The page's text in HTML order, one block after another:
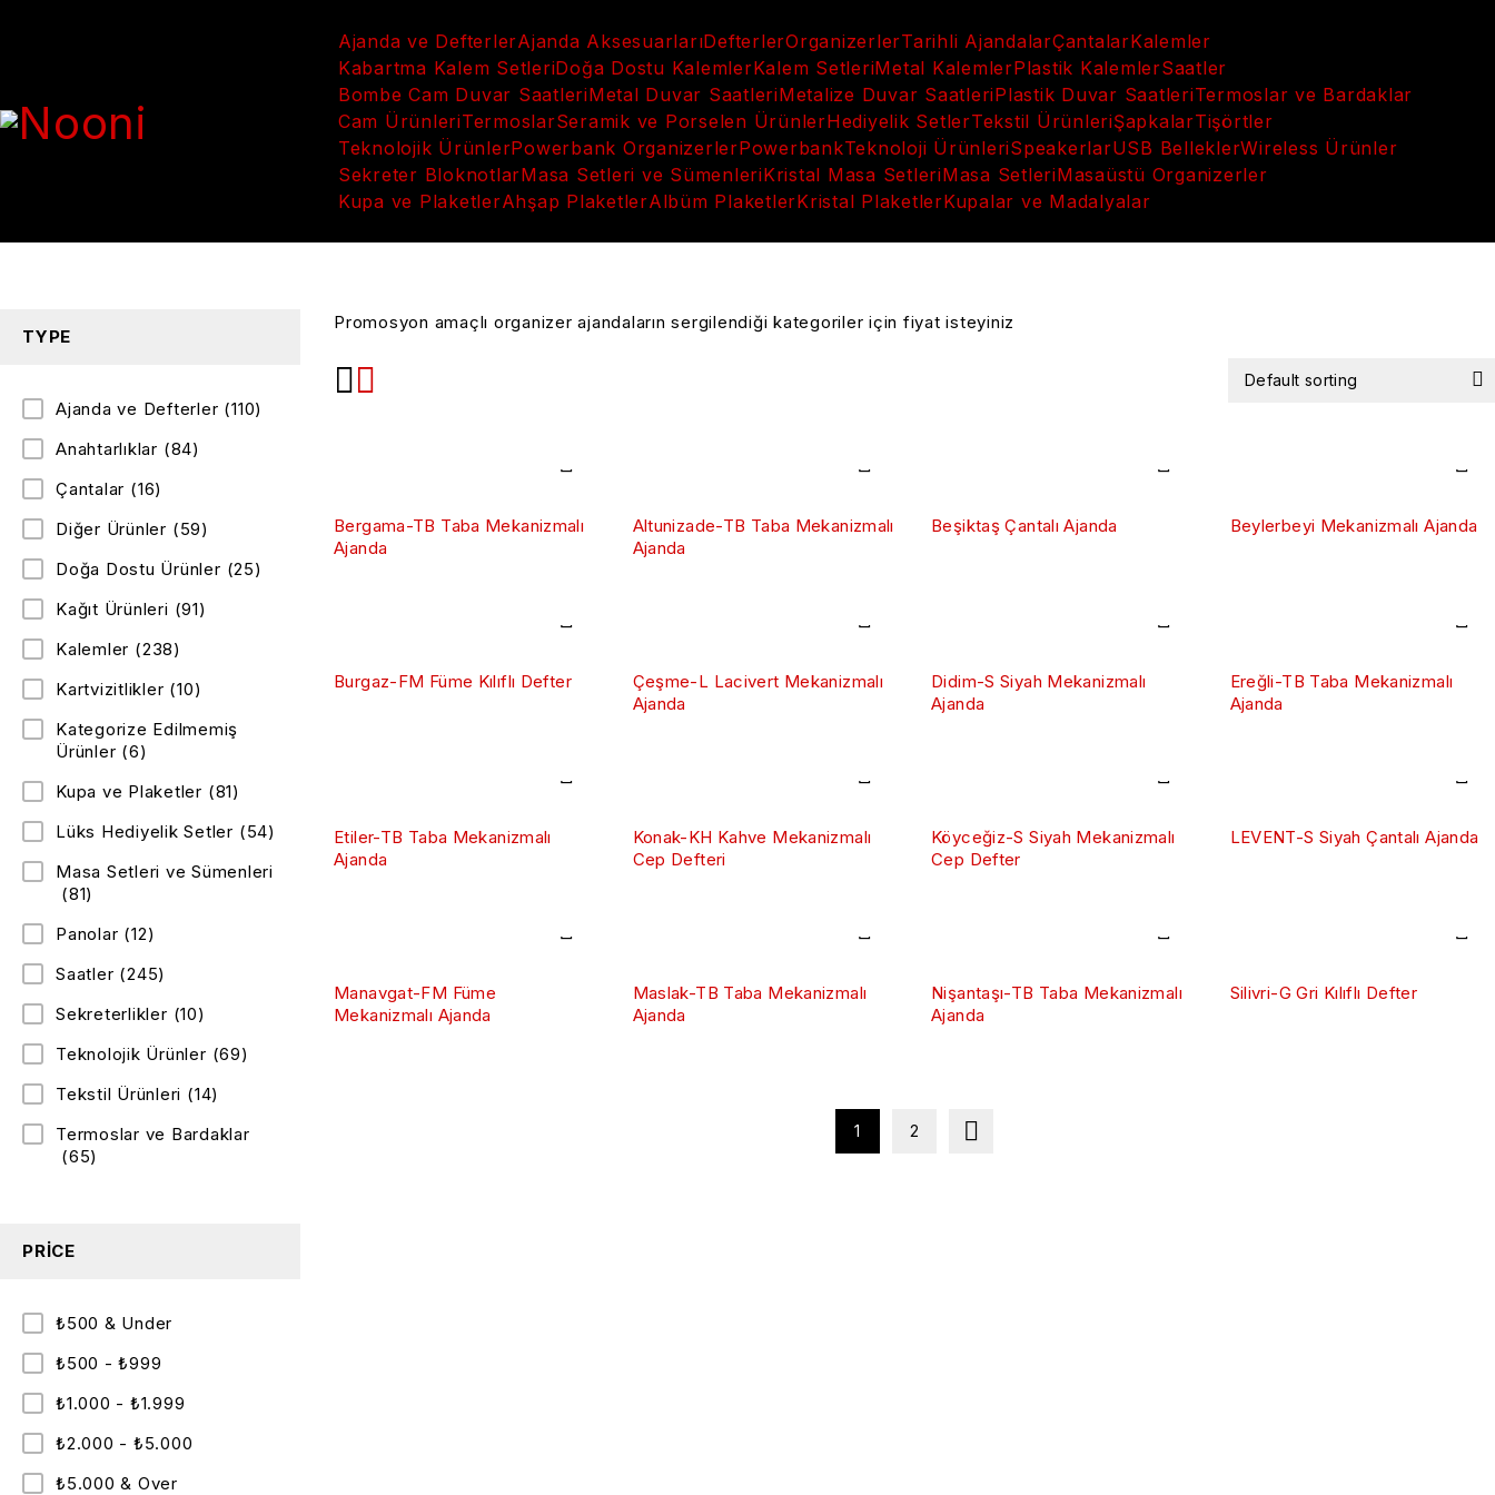
Ajanda ve DefterlerAjanda AksesuarlarıDefterlerOrganizerlerTarihli AjandalarÇantalarKalemler
Kabartma Kalem SetleriDoğa Dostu KalemlerKalem SetleriMetal KalemlerPlastik KalemlerSaatler
Bombe Cam Duvar SaatleriMetal Duvar SaatleriMetalize Duvar SaatleriPlastik Duvar SaatleriTermoslar ve Bardaklar
Cam ÜrünleriTermoslarSeramik ve Porselen ÜrünlerHediyelik SetlerTekstil ÜrünleriŞapkalarTişörtler
Teknolojik ÜrünlerPowerbank OrganizerlerPowerbankTeknoloji ÜrünleriSpeakerlarUSB BelleklerWireless Ürünler
Sekreter BloknotlarMasa Setleri ve SümenleriKristal Masa SetleriMasa SetleriMasaüstü Organizerler
Kupa ve PlaketlerAhşap PlaketlerAlbüm PlaketlerKristal PlaketlerKupalar ve Madalyalar
TYPE
Ajanda ve Defterler (110)
Anahtarlıklar (84)
Çantalar (16)
Diğer Ürünler (59)
Doğa Dostu Ürünler (25)
Kağıt Ürünleri (91)
Kalemler (238)
Kartvizitlikler (10)
Kategorize Edilmemiş
Ürünler (6)
Kupa ve Plaketler (81)
Lüks Hediyelik Setler (54)
Masa Setleri ve Sümenleri
(81)
Panolar (12)
Saatler (245)
Sekreterlikler (10)
Teknolojik Ürünler (69)
Tekstil Ürünleri (14)
Termoslar ve Bardaklar
(65)
PRICE
₺500 & Under
₺500 - ₺999
₺1.000 - ₺1.999
₺2.000 - ₺5.000
₺5.000 & Over
Promosyon amaçlı organizer ajandaların sergilendiği kategoriler için fiyat isteyiniz
Default sorting
Bergama-TB Taba Mekanizmalı
Ajanda
Altunizade-TB Taba Mekanizmalı
Ajanda
Beşiktaş Çantalı Ajanda Beylerbeyi Mekanizmalı Ajanda
Burgaz-FM Füme Kılıflı Defter
Çeşme-L Lacivert Mekanizmalı
Ajanda
Didim-S Siyah Mekanizmalı
Ajanda
Ereğli-TB Taba Mekanizmalı
Ajanda
Etiler-TB Taba Mekanizmalı
Ajanda
Konak-KH Kahve Mekanizmalı
Cep Defteri
Köyceğiz-S Siyah Mekanizmalı
Cep Defter
LEVENT-S Siyah Çantalı Ajanda
Manavgat-FM Füme
Mekanizmalı Ajanda
Maslak-TB Taba Mekanizmalı
Ajanda
Nişantaşı-TB Taba Mekanizmalı
Ajanda
Silivri-G Gri Kılıflı Defter
1 2